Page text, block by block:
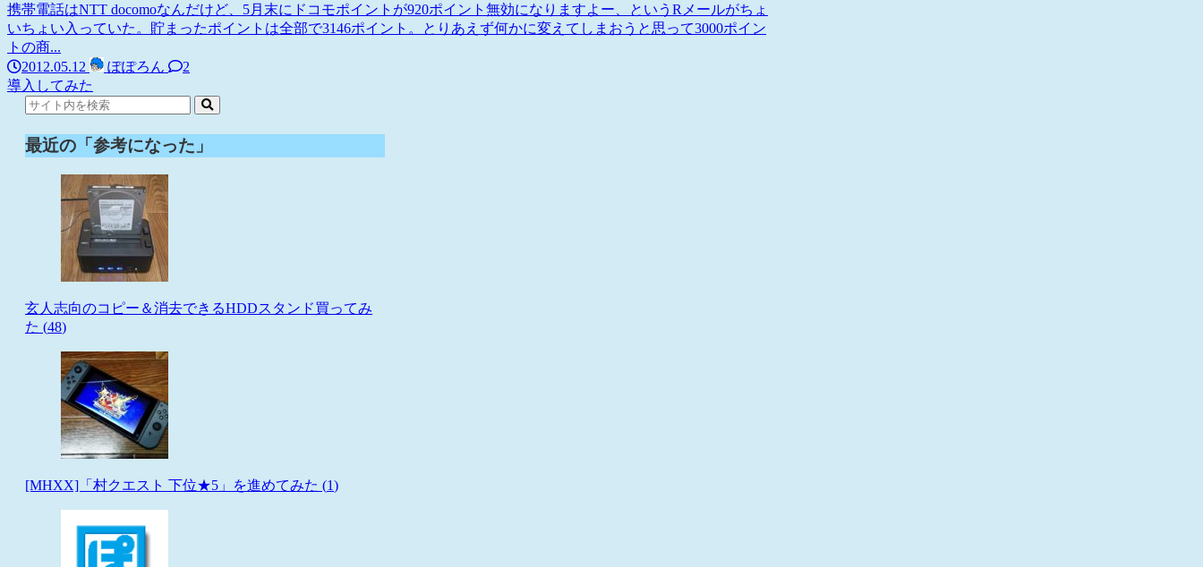
携帯電話はNTT docomoなんだけど、5月末にドコモポイントが920ポイント無効になりますよー、というRメールがちょ
いちょい入っていた。貯まったポイントは全部で3146ポイント。とりあえず何かに変えてしまおうと思って3000ポイン
トの商...
2012.05.12
ぽぽろん
2
導入してみた
最近の「参考になった」
玄人志向のコピー＆消去できるHDDスタンド買ってみ
た (48)
[MHXX]「村クエスト 下位★5」を進めてみた (1)